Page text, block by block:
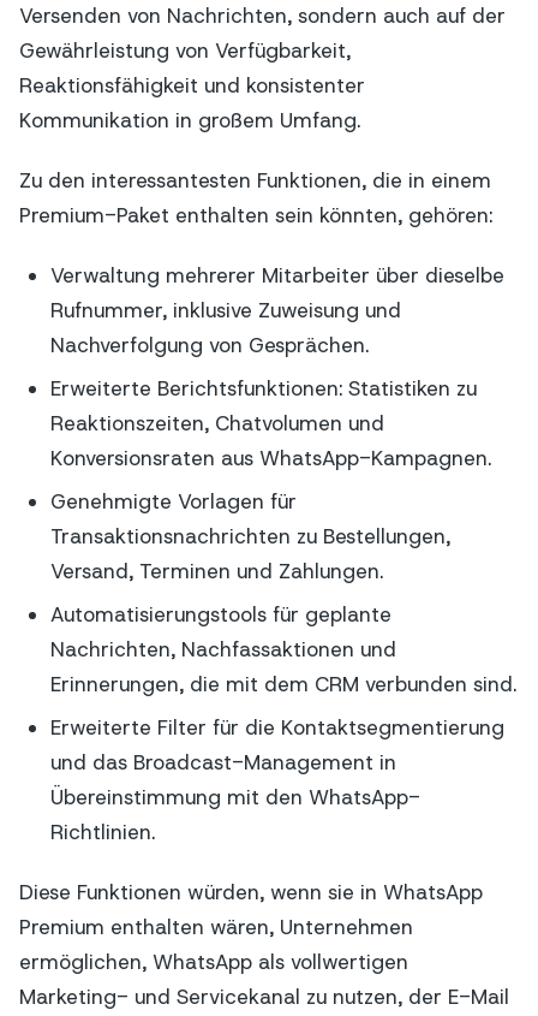
Versenden von Nachrichten, sondern auch auf der
Gewährleistung von Verfügbarkeit,
Reaktionsfähigkeit und konsistenter
Kommunikation in großem Umfang.
Zu den interessantesten Funktionen, die in einem
Premium-Paket enthalten sein könnten, gehören:
Verwaltung mehrerer Mitarbeiter über dieselbe
Rufnummer, inklusive Zuweisung und
Nachverfolgung von Gesprächen.
Erweiterte Berichtsfunktionen: Statistiken zu
Reaktionszeiten, Chatvolumen und
Konversionsraten aus WhatsApp-Kampagnen.
Genehmigte Vorlagen für
Transaktionsnachrichten zu Bestellungen,
Versand, Terminen und Zahlungen.
Automatisierungstools für geplante
Nachrichten, Nachfassaktionen und
Erinnerungen, die mit dem CRM verbunden sind.
Erweiterte Filter für die Kontaktsegmentierung
und das Broadcast-Management in
Übereinstimmung mit den WhatsApp-
Richtlinien.
Diese Funktionen würden, wenn sie in WhatsApp
Premium enthalten wären, Unternehmen
ermöglichen, WhatsApp als vollwertigen
Marketing- und Servicekanal zu nutzen, der E-Mail